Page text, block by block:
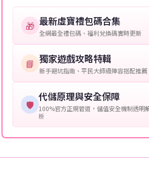
提供這些信息能幫助我們更快地處理您
保您盡享遊戲樂趣！
🎁 最新虛寶禮包碼合集
全網最全禮包碼、福利兌換碼實時更新
📘 獨家遊戲攻略特輯
新手避坑指南、平民大師級陣容搭配推薦
🛡️
代儲原理與安全保障
100%官方正規管道，儲值安全機制透明
析